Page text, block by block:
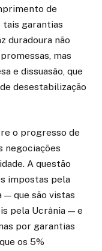
de
tais garantias
duradoura não
mas
e dissuasão, que
desestabilização
o progresso de
negociações
A questão
impostas pela
— que são vistas
pela Ucrânia — e
por garantias
os 5%